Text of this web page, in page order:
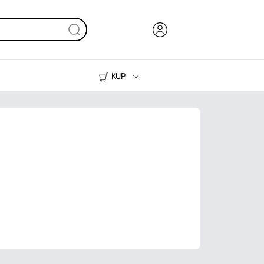
KUP
Drukarki do domu